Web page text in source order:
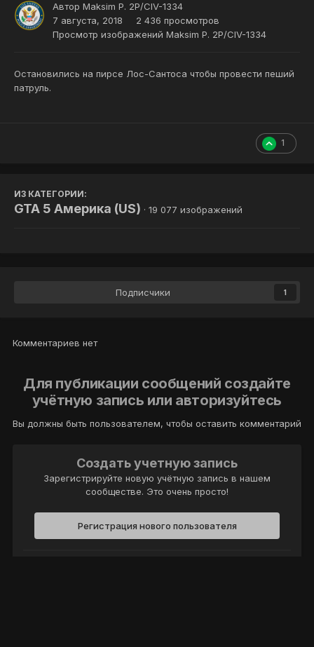
Автор Maksim P. 2P/CIV-1334
7 августа, 2018
2 436 просмотров
Просмотр изображений Maksim P. 2P/CIV-1334
Остановились на пирсе Лос-Сантоса чтобы провести пеший
патруль.
1
ИЗ КАТЕГОРИИ:
GTA 5 Америка (US) · 19 077 изображений
Подписчики 1
Комментариев нет
Для публикации сообщений создайте
учётную запись или авторизуйтесь
Вы должны быть пользователем, чтобы оставить комментарий
Создать учетную запись
Зарегистрируйте новую учётную запись в нашем
сообществе. Это очень просто!
Регистрация нового пользователя